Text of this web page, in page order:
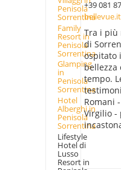
Penisola
Sorrentina
Family
Resort in
Penisola
Sorrentina
Glamping
in
Penisola
Sorrentina
Hotel
Alberghi in
Penisola
Sorrentina
Lifestyle
Hotel di
Lusso
Resort in
+39 081
bellevue.it
Tra i più
di
ospitato
bellezza
tempo.
Romani
Virgilio -